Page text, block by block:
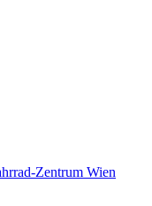
Zentrum Wien